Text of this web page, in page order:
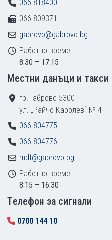
066 818400
066 809371
gabrovo@gabrovo.bg
Работно време
8:30 – 17:15
Местни данъци и такси
гр. Габрово 5300
ул. „Райчо Каролев“ № 4
066 804775
066 804776
mdt@gabrovo.bg
Работно време
8:15 – 16:30
Tелефон за сигнали
0700 144 10